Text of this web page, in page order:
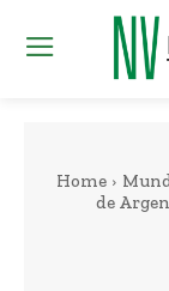
Home
de